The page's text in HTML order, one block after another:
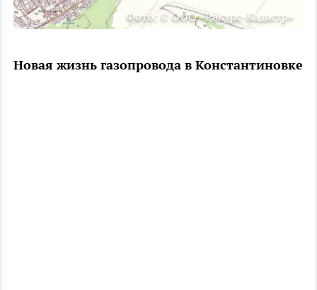
Фото: © ООО «Ракурс-Кадастр»
Новая жизнь газопровода в Константиновке